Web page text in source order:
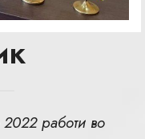
работи во